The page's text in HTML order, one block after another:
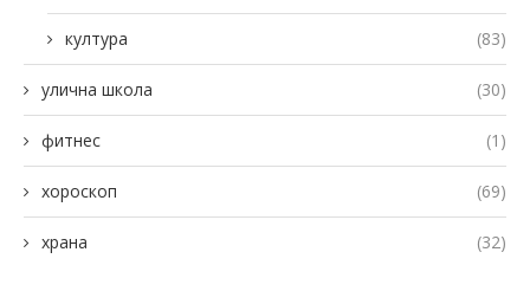
култура (83)
улична школа (30)
фитнес (1)
хороскоп (69)
храна (32)